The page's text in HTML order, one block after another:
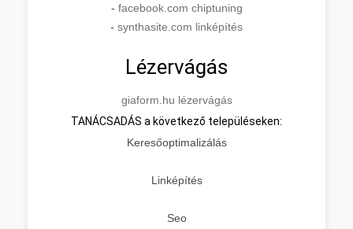
- facebook.com chiptuning
- synthasite.com linképítés
Lézervágás
giaform.hu lézervágás
TANÁCSADÁS a következő településeken:
Keresőoptimalizálás
Linképítés
Seo